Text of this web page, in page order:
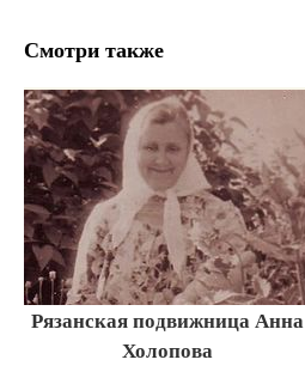
Смотри также
Рязанская подвижница Анна
Холопова